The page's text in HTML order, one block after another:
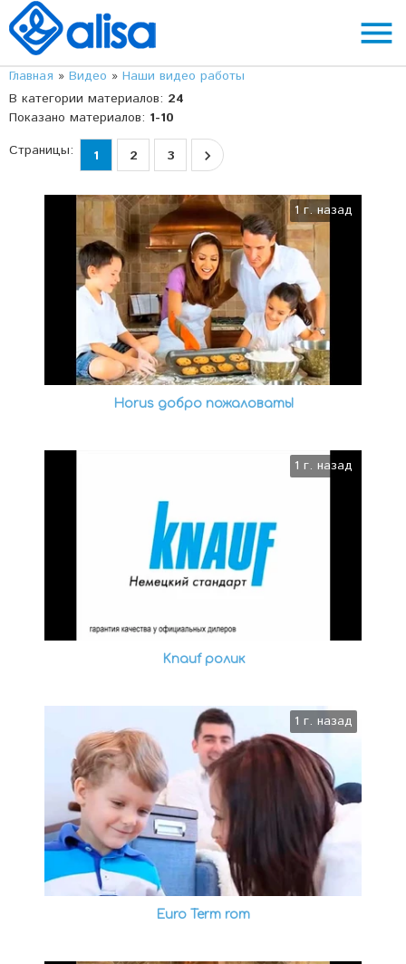
menu
Главная » Видео » Наши видео работы
В категории материалов: 24
Показано материалов: 1-10
Страницы: 1 2 3
1 г. назад
Horus добро пожаловать!
1 г. назад
Knauf ролик
1 г. назад
Euro Term rom